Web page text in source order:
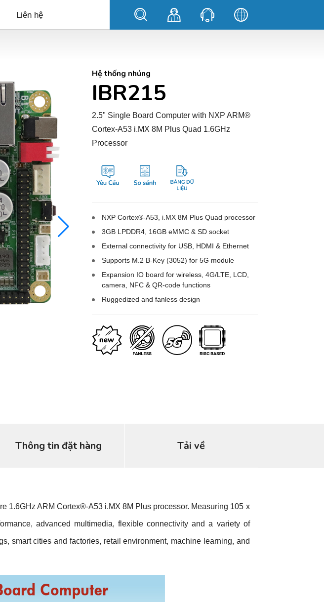
Liên hệ
Hệ thống nhúng
IBR215
2.5" Single Board Computer with NXP ARM®
Cortex-A53 i.MX 8M Plus Quad 1.6GHz
Processor
NXP Cortex®-A53, i.MX 8M Plus Quad processor
3GB LPDDR4, 16GB eMMC & SD socket
External connectivity for USB, HDMI & Ethernet
Supports M.2 B-Key (3052) for 5G module
Expansion IO board for wireless, 4G/LTE, LCD,
camera, NFC & QR-code functions
Ruggedized and fanless design
Thông tin đặt hàng Tải về
1.6GHz ARM Cortex®-A53 i.MX 8M Plus processor. Measuring 105 x
advanced multimedia, flexible connectivity and a variety of
smart cities and factories, retail environment, machine learning, and